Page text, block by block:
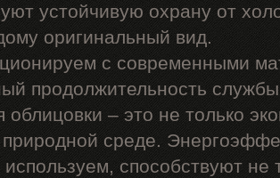
устойчивую охрану от
оригинальный вид.
с современными
продолжительность
облицовки – это не только
природной среде.
способствуют не